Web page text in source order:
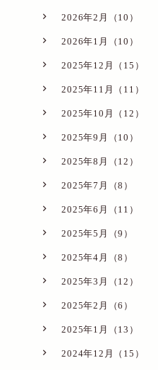
2026年2月（10）
2026年1月（10）
2025年12月（15）
2025年11月（11）
2025年10月（12）
2025年9月（10）
2025年8月（12）
2025年7月（8）
2025年6月（11）
2025年5月（9）
2025年4月（8）
2025年3月（12）
2025年2月（6）
2025年1月（13）
2024年12月（15）